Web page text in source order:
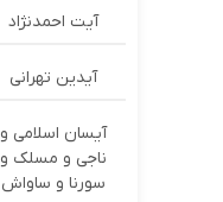
آیت احمدنژاد
آیدین تهرانی
آیسان اسلامی و
ناجی و مسلک و
سورنا و ساواش